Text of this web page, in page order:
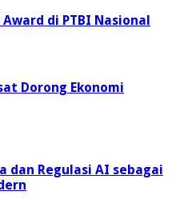
di PTBI Nasional
Dorong Ekonomi
dan Regulasi AI sebagai